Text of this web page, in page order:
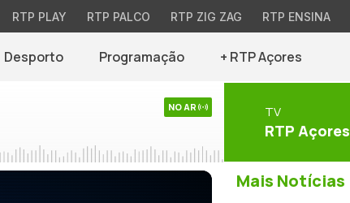
RTP PLAY RTP PALCO RTP ZIG ZAG RTP ENSINA
Desporto Programação + RTP Açores
NO AR TV
RTP Açores
Mais Notícias